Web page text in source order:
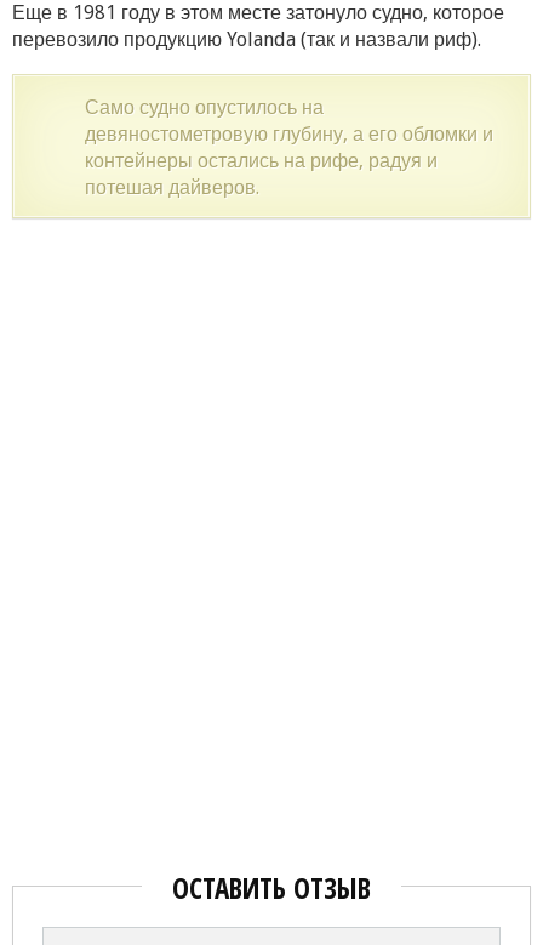
Еще в 1981 году в этом месте затонуло судно, которое
перевозило продукцию Yolanda (так и назвали риф).
Само судно опустилось на
девяностометровую глубину, а его обломки и
контейнеры остались на рифе, радуя и
потешая дайверов.
ОСТАВИТЬ ОТЗЫВ